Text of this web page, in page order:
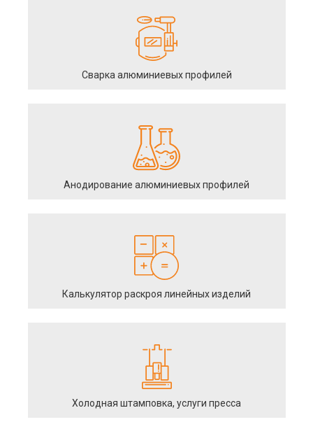
Сварка алюминиевых профилей
Анодирование алюминиевых профилей
Калькулятор раскроя линейных изделий
Холодная штамповка, услуги пресса